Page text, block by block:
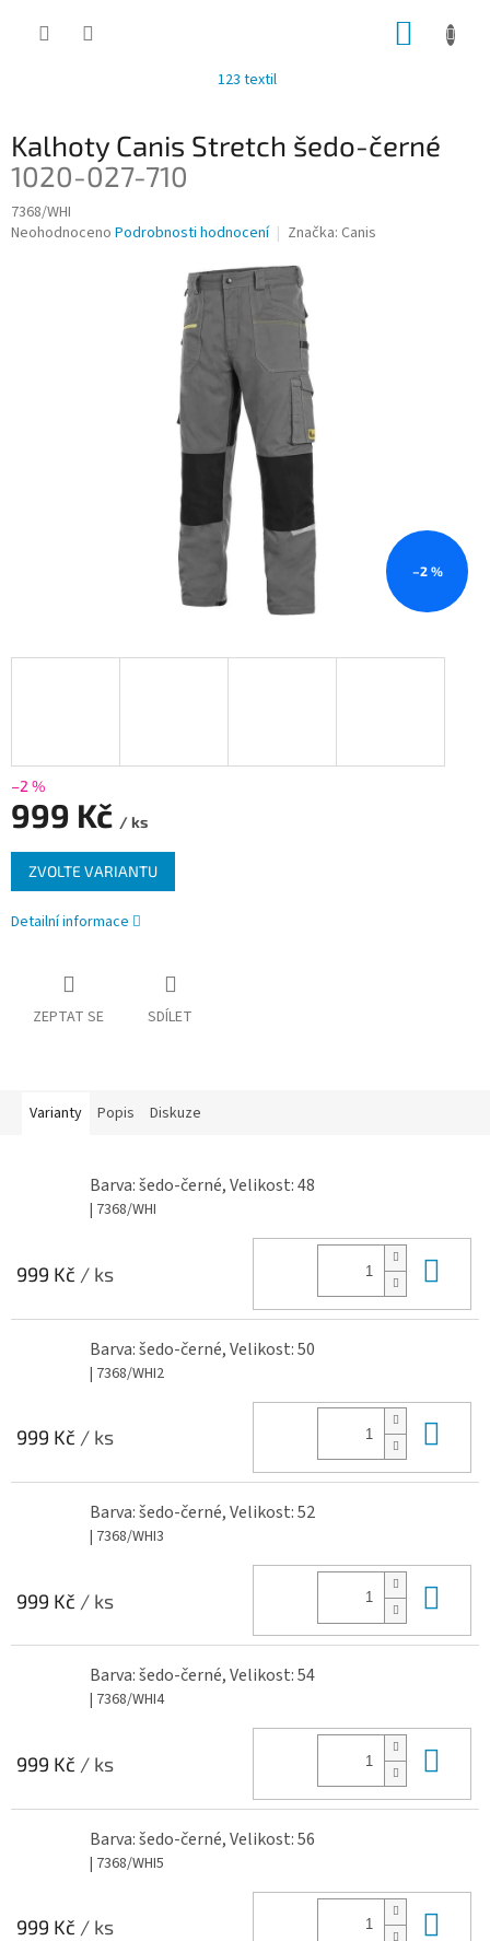
123 textil
Kalhoty Canis Stretch šedo-černé
1020-027-710
7368/WHI
Průměrné
Neohodnoceno Podrobnosti hodnocení Značka: Canis
–2 %
–2 %
999 Kč / ks
Měrná
cena:
ZVOLTE VARIANTU
Detailní informace
ZEPTAT SE SDÍLET
Varianty Popis Diskuze
Barva: šedo-černé, Velikost: 48
| 7368/WHI
999 Kč / ks
Barva: šedo-černé, Velikost: 50
| 7368/WHI2
999 Kč / ks
Barva: šedo-černé, Velikost: 52
| 7368/WHI3
999 Kč / ks
Barva: šedo-černé, Velikost: 54
| 7368/WHI4
999 Kč / ks
Barva: šedo-černé, Velikost: 56
| 7368/WHI5
999 Kč / ks